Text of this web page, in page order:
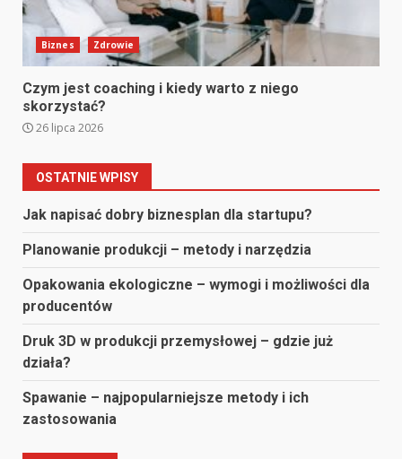
Biznes Zdrowie
Czym jest coaching i kiedy warto z niego
skorzystać?
26 lipca 2026
OSTATNIE WPISY
Jak napisać dobry biznesplan dla startupu?
Planowanie produkcji – metody i narzędzia
Opakowania ekologiczne – wymogi i możliwości dla
producentów
Druk 3D w produkcji przemysłowej – gdzie już
działa?
Spawanie – najpopularniejsze metody i ich
zastosowania